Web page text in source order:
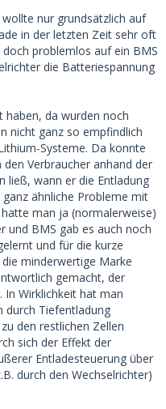
nur grundsätzlich auf
in der letzten Zeit sehr oft
problemlos auf ein BMS
die Batteriespannung
haben, da wurden noch
nicht ganz so empfindlich
Systeme. Da konnte
Verbraucher anhand der
ließ, wann er die Entladung
ähnliche Probleme mit
man ja (normalerweise)
und BMS gab es auch noch
und für die kurze
minderwertige Marke
gemacht, der
Wirklichkeit hat man
durch Tiefentladung
den restlichen Zellen
sich der Effekt der
Entladesteuerung über
durch den Wechselrichter)